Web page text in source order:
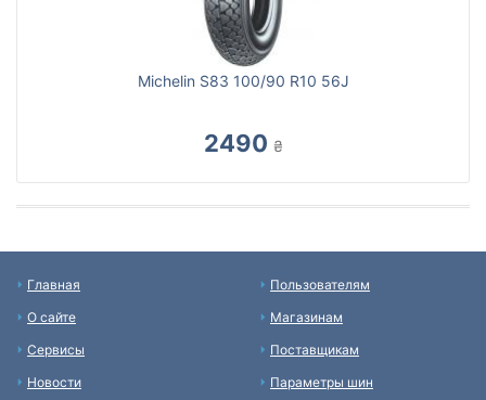
Michelin S83 100/90 R10 56J
2490 ₴
Главная
О сайте
Сервисы
Новости
Пользователям
Магазинам
Поставщикам
Параметры шин